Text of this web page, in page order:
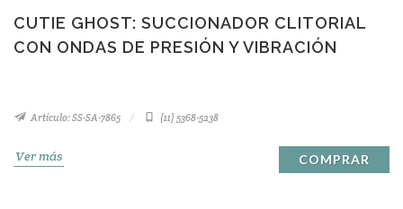
CUTIE GHOST: SUCCIONADOR CLITORIAL
CON ONDAS DE PRESIÓN Y VIBRACIÓN
Artículo: SS-SA-7865 (11) 5368-5238
Ver más COMPRAR